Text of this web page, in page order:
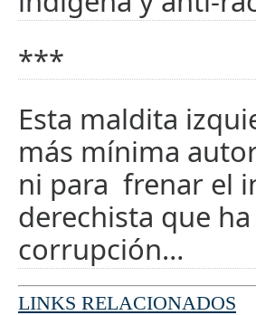
***
Esta maldita
más mínima
ni para frenar el
derechista que
corrupción…
LINKS RELACIONADOS